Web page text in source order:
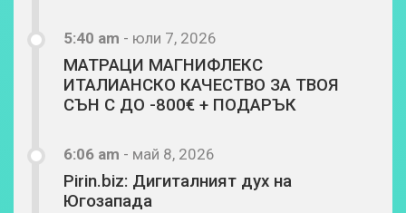
5:40 am - юли 7, 2026
МАТРАЦИ МАГНИФЛЕКС
ИТАЛИАНСКО КАЧЕСТВО ЗА ТВОЯ
СЪН С ДО -800€ + ПОДАРЪК
6:06 am - май 8, 2026
Pirin.biz: Дигиталният дух на
Югозапада